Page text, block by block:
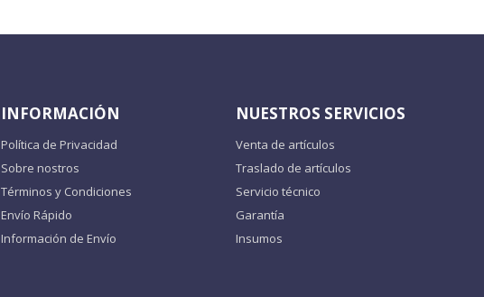
INFORMACIÓN
Política de Privacidad
Sobre nostros
Términos y Condiciones
Envío Rápido
Información de Envío
NUESTROS SERVICIOS
Venta de artículos
Traslado de artículos
Servicio técnico
Garantía
Insumos